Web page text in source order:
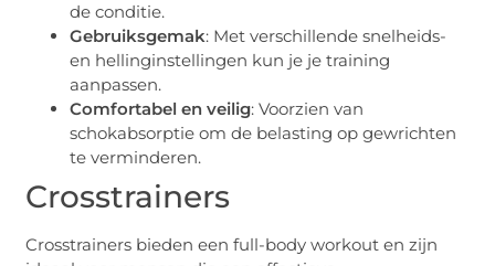
de conditie.
Gebruiksgemak: Met verschillende snelheids-
en hellinginstellingen kun je je training
aanpassen.
Comfortabel en veilig: Voorzien van
schokabsorptie om de belasting op gewrichten
te verminderen.
Crosstrainers
Crosstrainers bieden een full-body workout en zijn